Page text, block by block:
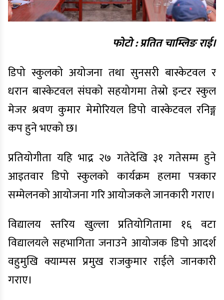
फोटो : प्रतित चाम्लिङ राई।
डिपो स्कुलको अयोजना तथा सुनसरी बास्केटवल र
धरान बास्केटवल संघको सहयोगमा तेस्रो इन्टर स्कुल
मेजर श्रवण कुमार मेमोरियल डिपो वास्केटवल रनिङ्ग
कप हुने भएको छ।
प्रतियोगीता यहि भाद्र २७ गतेदेखि ३१ गतेसम्म हुने
आइतवार डिपो स्कुलको कार्यक्रम हलमा पत्रकार
सम्मेलनको आयोजना गरि आयोजकले जानकारी गराए।
विद्यालय स्तरिय खुल्ला प्रतियोगितामा १६ वटा
विद्यालयले सहभागिता जनाउने आयोजक डिपो आदर्श
वहुमुखि क्याम्पस प्रमुख राजकुमार राईले जानकारी
गराए।